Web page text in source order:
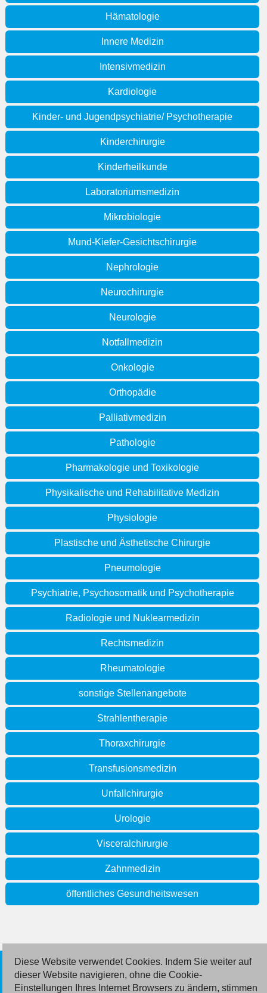
Hämatologie
Innere Medizin
Intensivmedizin
Kardiologie
Kinder- und Jugendpsychiatrie/ Psychotherapie
Kinderchirurgie
Kinderheilkunde
Laboratoriumsmedizin
Mikrobiologie
Mund-Kiefer-Gesichtschirurgie
Nephrologie
Neurochirurgie
Neurologie
Notfallmedizin
Onkologie
Orthopädie
Palliativmedizin
Pathologie
Pharmakologie und Toxikologie
Physikalische und Rehabilitative Medizin
Physiologie
Plastische und Ästhetische Chirurgie
Pneumologie
Psychiatrie, Psychosomatik und Psychotherapie
Radiologie und Nuklearmedizin
Rechtsmedizin
Rheumatologie
sonstige Stellenangebote
Strahlentherapie
Thoraxchirurgie
Transfusionsmedizin
Unfallchirurgie
Urologie
Visceralchirurgie
Zahnmedizin
öffentliches Gesundheitswesen
© 2026 Deutsche Jobmarkt GmbH
Diese Website verwendet Cookies. Indem Sie weiter auf
dieser Website navigieren, ohne die Cookie-
Einstellungen Ihres Internet Browsers zu ändern, stimmen